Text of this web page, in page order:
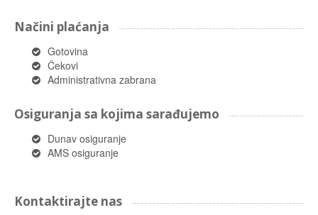
Načini plaćanja
Gotovina
Čekovi
Administrativna zabrana
Osiguranja sa kojima sarađujemo
Dunav osiguranje
AMS osiguranje
Kontaktirajte nas